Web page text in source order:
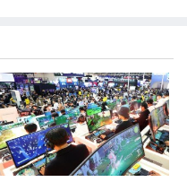
동 주관
피탈 MZ
으로, 조
한 활동
조직전